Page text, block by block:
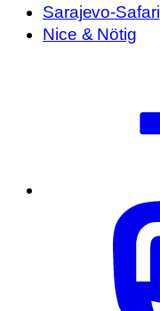
Sarajevo-Safari
Nice & Nötig